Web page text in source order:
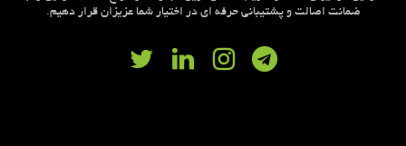
ضمانت اصالت و پشتیبانی حرفه ای در اختیار شما عزیزان قرار دهیم.